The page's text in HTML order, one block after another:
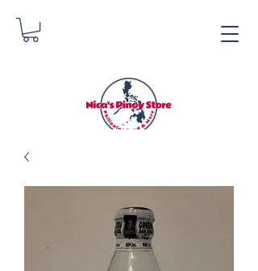
Nica's Pinoy Store
Danica Zimmermann